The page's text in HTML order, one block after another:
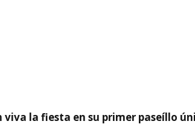
la fiesta en su primer paseíllo